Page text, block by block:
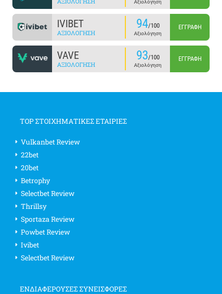
Αξιολόγηση
IVIBET
ΑΞΙΟΛΌΓΗΣΗ
94/100
Αξιολόγηση
ΕΓΓΡΑΦΉ
VAVE
ΑΞΙΟΛΌΓΗΣΗ
93/100
Αξιολόγηση
ΕΓΓΡΑΦΉ
TOP ΣΤΟΙΧΗΜΑΤΙΚΕΣ ΕΤΑΙΡΙΕΣ
Vulkanbet Review
22bet
20bet
Betrophy
Selectbet Review
Thrillsy
Sportaza Review
Powbet Review
Ivibet
Selectbet Review
ΕΝΔΙΑΦΈΡΟΥΣΕΣ ΣΥΝΕΙΣΦΟΡΈΣ